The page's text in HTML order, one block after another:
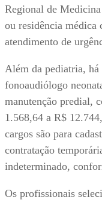
Regional de
ou residência médica
atendimento de
Além da pediatria, há
fonoaudiólogo
manutenção predial,
1.568,64 a R$
cargos são para
contratação
indeterminado,
Os profissionais